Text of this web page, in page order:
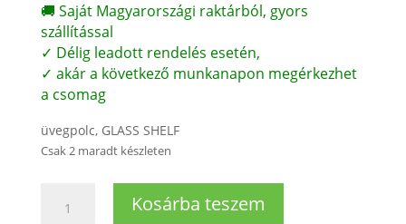
🚚 Saját Magyarországi raktárból, gyors
szállítással
✓ Délig leadott rendelés esetén,
✓ akár a következő munkanapon megérkezhet
a csomag
üvegpolc, GLASS SHELF
Csak 2 maradt készleten
(Side
Kosárba teszem